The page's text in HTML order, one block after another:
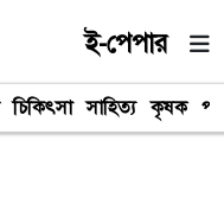
ই-পেপার
চিকিৎসা সাহিত্য কৃষক